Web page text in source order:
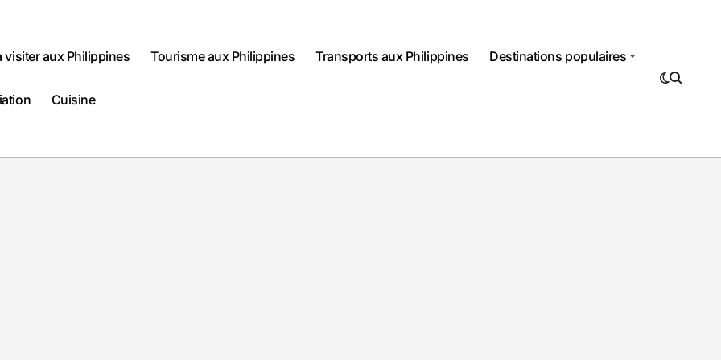
visiter aux Philippines
Tourisme aux Philippines Transports aux Philippines Destinations populaires
Cuisine